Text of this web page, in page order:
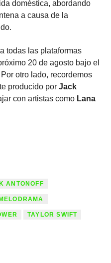
doméstica, abordando
a causa de la
todas las plataformas
20 de agosto bajo el
Por otro lado, recordemos
producido porJack
con artistas como Lana
ANTONOFF
MELODRAMA
TAYLOR SWIFT